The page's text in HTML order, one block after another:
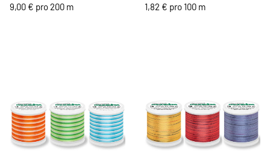
9,00 € pro 200 m
1,82 € pro 100 m